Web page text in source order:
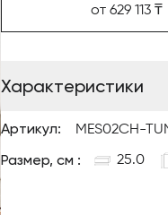
Произведён в
от 629 113 ₸
Характеристики
Артикул: MES02CH-
Размер, см : 25.0